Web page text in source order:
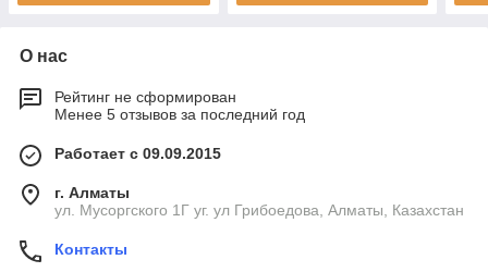
О нас
Рейтинг не сформирован
Менее 5 отзывов за последний год
Работает с 09.09.2015
г. Алматы
ул. Мусоргского 1Г уг. ул Грибоедова, Алматы, Казахстан
Контакты